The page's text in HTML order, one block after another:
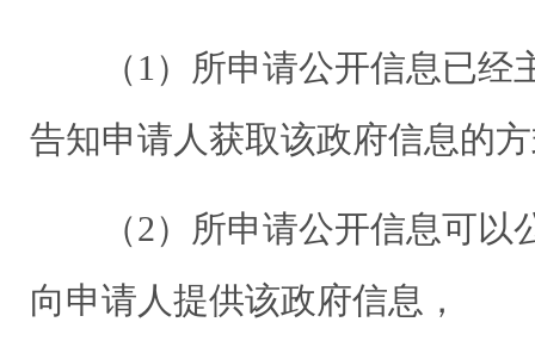
（1）所申请公开信息已经
告知申请人获取该政府信息的
（2）所申请公开信息可以
向申请人提供该政府信息，